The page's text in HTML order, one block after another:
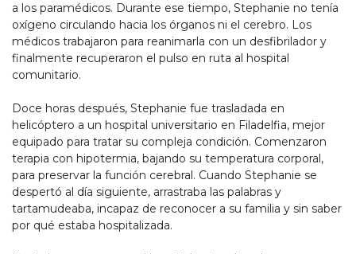
a los paramédicos. Durante ese tiempo, Stephanie no tenía
oxígeno circulando hacia los órganos ni el cerebro. Los
médicos trabajaron para reanimarla con un desfibrilador y
finalmente recuperaron el pulso en ruta al hospital
comunitario.
Doce horas después, Stephanie fue trasladada en
helicóptero a un hospital universitario en Filadelfia, mejor
equipado para tratar su compleja condición. Comenzaron
terapia con hipotermia, bajando su temperatura corporal,
para preservar la función cerebral. Cuando Stephanie se
despertó al día siguiente, arrastraba las palabras y
tartamudeaba, incapaz de reconocer a su familia y sin saber
por qué estaba hospitalizada.